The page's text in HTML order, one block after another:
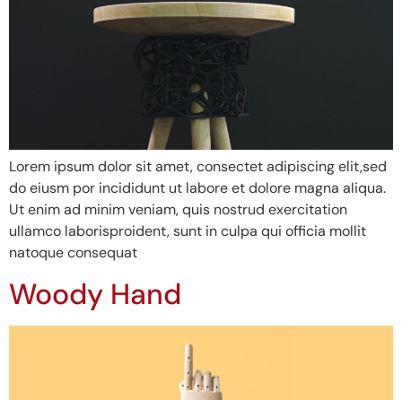
Lorem ipsum dolor sit amet, consectet adipiscing elit,sed
do eiusm por incididunt ut labore et dolore magna aliqua.
Ut enim ad minim veniam, quis nostrud exercitation
ullamco laborisproident, sunt in culpa qui officia mollit
natoque consequat
Woody Hand